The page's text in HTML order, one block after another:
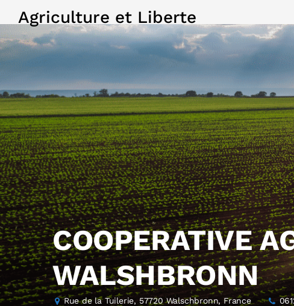
Agriculture et Liberte
COOPERATIVE
WALSHBRONN
Rue de la Tuilerie, 57720 Walschbronn, France